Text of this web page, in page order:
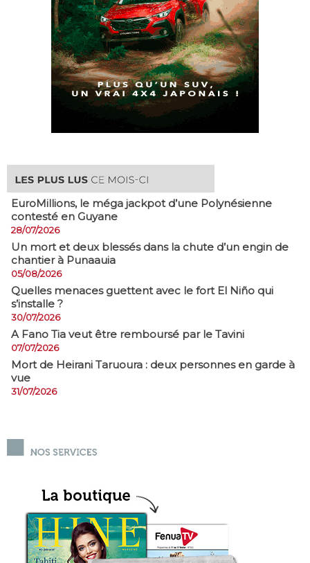
EuroMillions, ​le méga jackpot d’une Polynésienne
contesté en Guyane
28/07/2026
​Un mort et deux blessés dans la chute d’un engin de
chantier à Punaauia
05/08/2026
Quelles menaces guettent avec le fort El Niño qui
s’installe ?
30/07/2026
A Fano Tia veut être remboursé par le Tavini
07/07/2026
Mort de Heirani Taruoura : deux personnes en garde à
vue
31/07/2026